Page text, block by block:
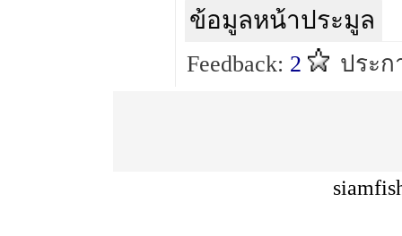
ข้อมูลหน้าประมูล
Feedback: 2 ประก